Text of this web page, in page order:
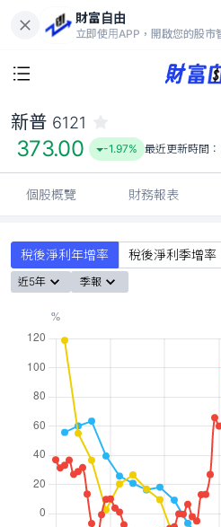
財富自由
立即使用APP，開啟您的股市
373.00
-
新普 6121
373.00 -1.97% 最近更新時間：
個股概覽 財務報表
稅後淨利年增率 稅後淨利季增率
近5年 季報